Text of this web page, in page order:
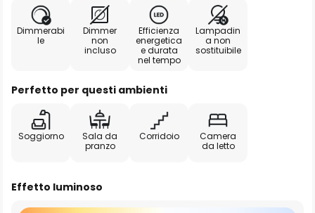
Dimmerabi
le
Dimmer
non
incluso
Efficienza
energetica
e durata
nel tempo
Lampadin
a non
sostituibile
Perfetto per questi ambienti
Soggiorno
Sala da
pranzo
Corridoio
Camera
da letto
Effetto luminoso